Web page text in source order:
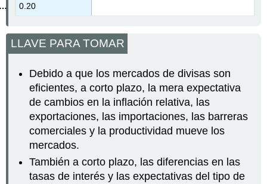
0.20
LLAVE PARA TOMAR
Debido a que los mercados de divisas son
eficientes, a corto plazo, la mera expectativa
de cambios en la inflación relativa, las
exportaciones, las importaciones, las barreras
comerciales y la productividad mueve los
mercados.
También a corto plazo, las diferencias en las
tasas de interés y las expectativas del tipo de